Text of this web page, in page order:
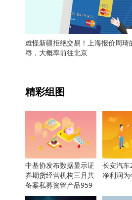
难怪新疆拒绝交易！上海报价周琦
辱，大概率前往北京
精彩组图
中基协发布数据显示证
券期货经营机构三月共
备案私募资管产品959
只
长安汽
净利润